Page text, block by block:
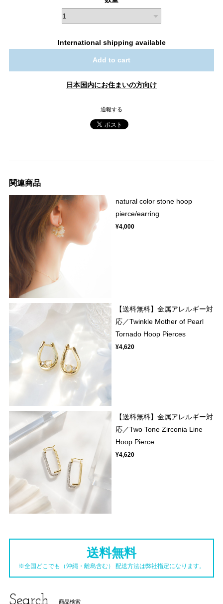
International shipping available
Add to cart
日本国内にお住まいの方向け
通報する
関連商品
natural color stone hoop
pierce/earring
¥4,000
【送料無料】金属アレルギー対
応／Twinkle Mother of Pearl
Tornado Hoop Pierces
¥4,620
【送料無料】金属アレルギー対
応／Two Tone Zirconia Line
Hoop Pierce
¥4,620
送料無料
※全国どこでも（沖縄・離島含む） 配送方法は弊社指定になります。
Search 商品検索